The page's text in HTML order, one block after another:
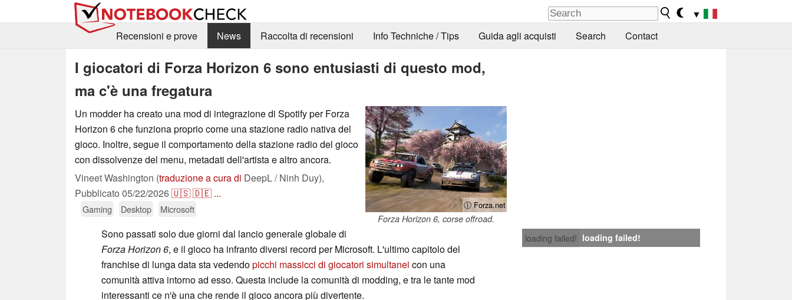
▼
Recensioni e prove
News Raccolta di recensioni Info Techniche / Tips Guida agli acquisti Search Contact
I giocatori di Forza Horizon 6 sono entusiasti di questo mod,
ma c'è una fregatura
ⓘ Forza.net
Forza Horizon 6, corse offroad.
Un modder ha creato una mod di integrazione di Spotify per Forza
Horizon 6 che funziona proprio come una stazione radio nativa del
gioco. Inoltre, segue il comportamento della stazione radio del gioco
con dissolvenze del menu, metadati dell'artista e altro ancora.
Vineet Washington (traduzione a cura di DeepL / Ninh Duy),
Pubblicato 05/22/2026🇺🇸🇩🇪 ...
Gaming Desktop Microsoft
loading failed! loading failed!
Sono passati solo due giorni dal lancio generale globale di
Forza Horizon 6, e il gioco ha infranto diversi record per Microsoft. L'ultimo capitolo del
franchise di lunga data sta vedendopicchi massicci di giocatori simultanei con una
comunità attiva intorno ad esso. Questa include la comunità di modding, e tra le tante mod
interessanti ce n'è una che rende il gioco ancora più divertente.